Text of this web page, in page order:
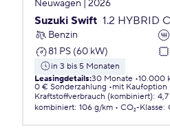
Neuwagen | 2026
Suzuki Swift 1.2 HYBRID
Benzin
81 PS (60 kW)
in 3 bis 5 Monaten
Leasingdetails:30 Monate 10.000
0 € Sonderzahlung
mit Kaufoption
Kraftstoffverbrauch (kombiniert):
kombiniert: 106 g/km CO₂-Klasse: